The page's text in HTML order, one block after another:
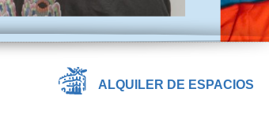
ALQUILER DE ESPACIOS